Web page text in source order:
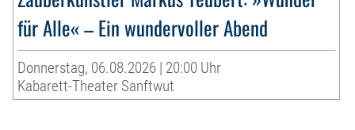
für Alle« – Ein wundervoller Abend
Donnerstag, 06.08.2026 | 20:00 Uhr
Kabarett-Theater Sanftwut